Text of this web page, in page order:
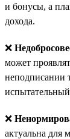
и бонусы, а
дохода.
❌
может
неподписании
❌
актуальна для